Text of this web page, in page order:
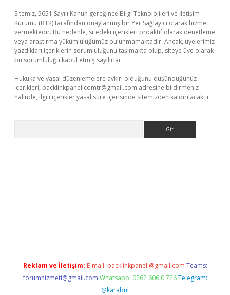
Sitemiz, 5651 Sayılı Kanun gereğince Bilgi Teknolojileri ve İletişim
Kurumu (BTK) tarafından onaylanmış bir Yer Sağlayıcı olarak hizmet
vermektedir. Bu nedenle, sitedeki içerikleri proaktif olarak denetleme
veya araştırma yükümlülüğümüz bulunmamaktadır. Ancak, üyelerimiz
yazdıkları içeriklerin sorumluluğunu taşımakta olup, siteye üye olarak
bu sorumluluğu kabul etmiş sayılırlar.
Hukuka ve yasal düzenlemelere aykırı olduğunu düşündüğünüz
içerikleri, backlinkpanelicomtr@gmail.com adresine bildirmeniz
halinde, ilgili içerikler yasal süre içerisinde sitemizden kaldırılacaktır.
Reklam ve İletişim: E-mail: backlinkpaneli@gmail.com Teams:
forumhizmeti@gmail.com Whatsapp: 0262 606 0 726 Telegram:
@karabul